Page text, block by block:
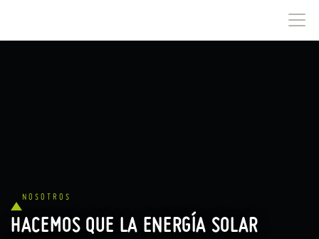
NOSOTROS
HACEMOS QUE LA ENERGÍA SOLAR